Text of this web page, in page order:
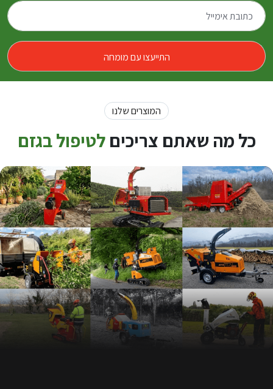
המוצרים שלנו
כל מה שאתם צריכיםלטיפול בגזם